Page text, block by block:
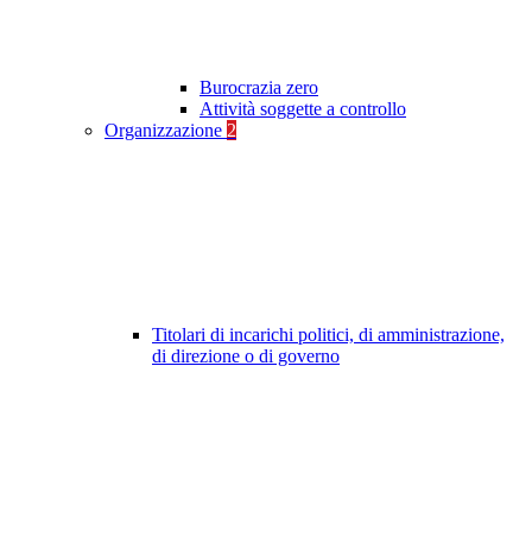
Burocrazia zero
Attività soggette a controllo
Organizzazione 2
Titolari di incarichi politici, di amministrazione,
di direzione o di governo